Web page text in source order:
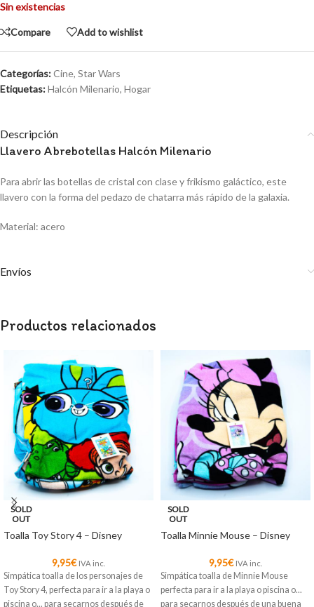
Sin existencias
Compare Add to wishlist
Categorías:Cine, Star Wars
Etiquetas:Halcón Milenario, Hogar
Descripción
Llavero Abrebotellas Halcón Milenario
Para abrir las botellas de cristal con clase y frikismo galáctico, este
llavero con la forma del pedazo de chatarra más rápido de la galaxia.
Material: acero
Envíos
Productos relacionados
SOLD
OUT
Toalla Toy Story 4 – Disney
9,95€ IVA inc.
Simpática toalla de los personajes de
Toy Story 4, perfecta para ir a la playa o
piscina o... para secarnos después de
SOLD
OUT
Toalla Minnie Mouse – Disney
9,95€ IVA inc.
Simpática toalla de Minnie Mouse
perfecta para ir a la playa o piscina o...
para secarnos después de una buena